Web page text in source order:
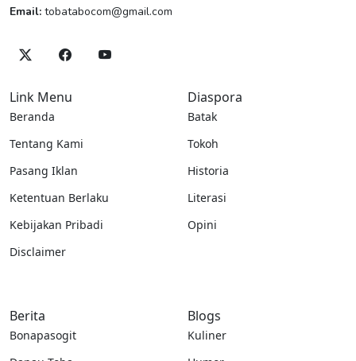
Email: tobatabocom@gmail.com
Link Menu
Beranda
Tentang Kami
Pasang Iklan
Ketentuan Berlaku
Kebijakan Pribadi
Disclaimer
Diaspora
Batak
Tokoh
Historia
Literasi
Opini
Berita
Bonapasogit
Blogs
Kuliner